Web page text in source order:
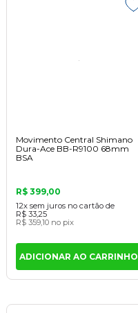
Movimento Central Shimano
Dura-Ace BB-R9100 68mm
BSA
R$ 399,00
12x sem juros no cartãode
R$ 33,25
R$ 359,10 no pix
ADICIONAR AO CARRINHO